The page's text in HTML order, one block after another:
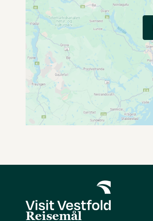
Reisemål